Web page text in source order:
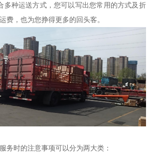
多种运送方式，您可以写出您常用的方式及折
费，也为您挣得更多的回头客。
务时的注意事项可以分为两大类：